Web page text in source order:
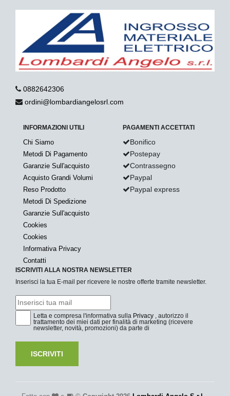
0882642306
ordini@lombardiangelosrl.com
INFORMAZIONI UTILI
Chi Siamo
Metodi Di Pagamento
Garanzie Sull'acquisto
Acquisto Grandi Volumi
Reso Prodotto
Metodi Di Spedizione
Garanzie Sull'acquisto
Cookies
Cookies
Informativa Privacy
Contatti
PAGAMENTI ACCETTATI
Bonifico
Postepay
Contrassegno
Paypal
Paypal express
ISCRIVITI ALLA NOSTRA NEWSLETTER
Inserisci la tua E-mail per ricevere le nostre offerte tramite newsletter.
Letta e compresa l'informativa sulla Privacy , autorizzo il
trattamento dei miei dati per finalità di marketing (ricevere
newsletter, novità, promozioni) da parte di
ISCRIVITI